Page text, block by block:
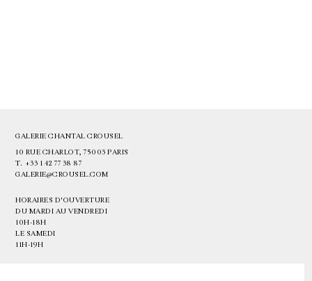
GALERIE CHANTAL CROUSEL
10 RUE CHARLOT, 75003 PARIS
T. +33 1 42 77 38 87
GALERIE@CROUSEL.COM
HORAIRES D'OUVERTURE
DU MARDI AU VENDREDI
10H-18H
LE SAMEDI
11H-19H